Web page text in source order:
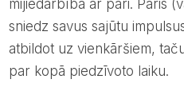
mijiedarbībā ar pāri. Pāris
sniedz savus sajūtu
atbildot uz vienkāršiem,
par kopā piedzīvoto laiku.